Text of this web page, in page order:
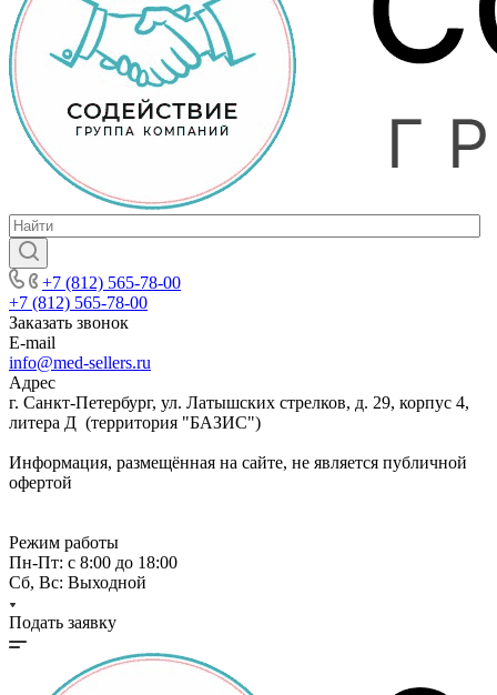
+7 (812) 565-78-00
+7 (812) 565-78-00
Заказать звонок
E-mail
info@med-sellers.ru
Адрес
г. Санкт-Петербург, ул. Латышских стрелков, д. 29, корпус 4,
литера Д (территория "БАЗИС")
Информация, размещённая на сайте, не является публичной
офертой
Режим работы
Пн-Пт: с 8:00 до 18:00
Сб, Вс: Выходной
Подать заявку